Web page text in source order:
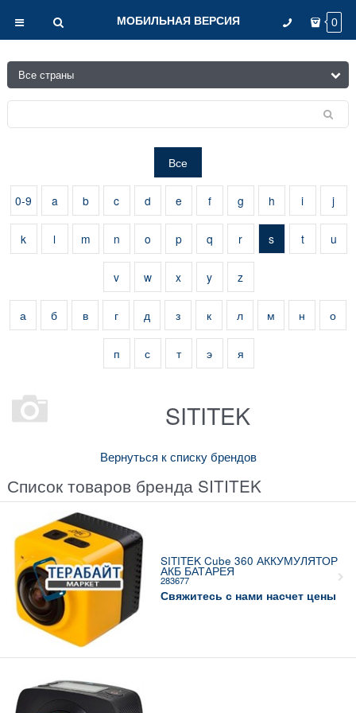
МОБИЛЬНАЯ ВЕРСИЯ 0
Все
0-9 a b c d e f g h i j
k l m n o p q r s t u
v w x y z
а б в г д з к л м н о
п с т э я
SITITEK
Вернуться к списку брендов
Список товаров бренда SITITEK
SITITEK Cube 360 АККУМУЛЯТОР
АКБ БАТАРЕЯ
283677
Свяжитесь с нами насчет цены